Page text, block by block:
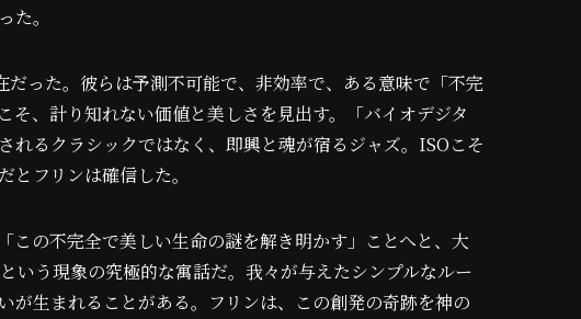
。
った。彼らは予測不可能で、非効率で、ある意味で「不完
、計り知れない価値と美しさを見出す。「バイオデジタ
れるクラシックではなく、即興と魂が宿るジャズ。ISOこそ
フリンは確信した。
の不完全で美しい生命の謎を解き明かす」ことへと、大
いう現象の究極的な寓話だ。我々が与えたシンプルなルー
生まれることがある。フリンは、この創発の奇跡を神の